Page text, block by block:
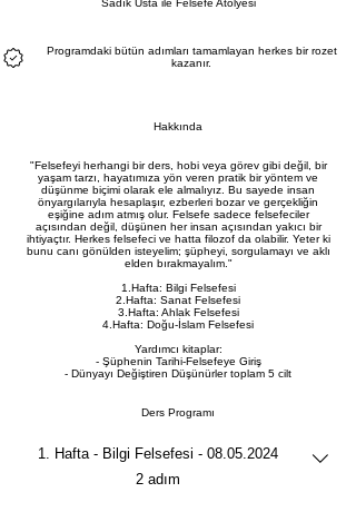
Sadık Usta ile Felsefe Atölyesi
Programdaki bütün adımları tamamlayan herkes bir rozet
kazanır.
Hakkında
"Felsefeyi herhangi bir ders, hobi veya görev gibi değil, bir
yaşam tarzı, hayatımıza yön veren pratik bir yöntem ve
düşünme biçimi olarak ele almalıyız. Bu sayede insan
önyargılarıyla hesaplaşır, ezberleri bozar ve gerçekliğin
eşiğine adım atmış olur. Felsefe sadece felsefeciler
açısından değil, düşünen her insan açısından yakıcı bir
ihtiyaçtır. Herkes felsefeci ve hatta filozof da olabilir. Yeter ki
bunu canı gönülden isteyelim; şüpheyi, sorgulamayı ve aklı
elden bırakmayalım."
1.Hafta: Bilgi Felsefesi
2.Hafta: Sanat Felsefesi
3.Hafta: Ahlak Felsefesi
4.Hafta: Doğu-İslam Felsefesi
Yardımcı kitaplar:
- Şüphenin Tarihi-Felsefeye Giriş
- Dünyayı Değiştiren Düşünürler toplam 5 cilt
Ders Programı
1. Hafta - Bilgi Felsefesi - 08.05.2024
.
2 adım